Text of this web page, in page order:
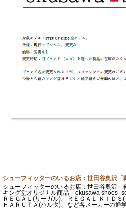
シューフィッターのいるお店：世田谷奥沢「
シューフィッターのいるお店：世田谷奥沢「
キング堂オリジナル商品「okusawa shoes -
ＲＥＧＡＬ(リーガル)、ＲＥＧＡＬ ＫＩＤＳ
ＨＡＲＵＴＡ(ハルタ)、など各メーカーの通